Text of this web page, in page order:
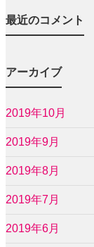
最近のコメント
アーカイブ
2019年10月
2019年9月
2019年8月
2019年7月
2019年6月